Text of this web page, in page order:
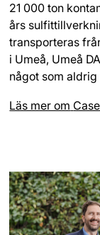
21 000 ton
års
transporteras
i Umeå, Umeå
något som
Läs mer om